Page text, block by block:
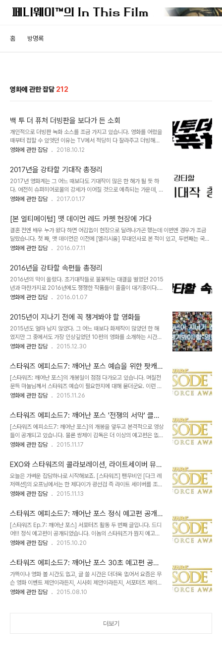
홈 방명록
영화에 관한 잡담 212
백 투 더 퓨처 더빙판을 보다가 든 소회
개인적으로 더빙판 녹화 소스를 조금 가지고 있습니다. 영화를 어렸을
때부터 접할 수 있엇던 이유는 TV에서 적당히 다 잘라주고 더빙해서
틀어준 외화 덕분이었고, 또 과거 외화 골든제너레이션 시절의 성우들
하게 [백 투 더 퓨처] 1편의 더빙본을 감상했더랬습니다. 참고로 이 작
품은 공중파에서도 몇 차례 방영되었었는데, 제가 본 건 최초 방영본
그러니까….1990년 신년특선영화로 KBS에서 방영을 해줬었지요. 근
데 이번에 보면서 한 가지 잊혀졌던 기억이 떠올랐습니다.. 영화가 시
작됩니다… 아날로그 스러운 폰트가 정겹습니다.. 뭐 여기까진 자연스
걸어놓고 뻘 짓(…)허는 장면...
영화에 관한 잡담 2018.10.12
2017년을 강타할 기대작 총정리
2017년 영화계는 그 어느 때보다도 기대작이 많은 한 해가 될 듯 하
다. 여전히 슈퍼히어로물의 강세가 이어질 것으로 예측되는 가운데, 쟁
쟁한 속편들과 대작들이 치열한 경쟁을 벌인다. 과연 어떤 작품들이 올
즈 ‘젠더 케이지의 귀환’이라는 부제를 지우고 ‘리턴즈’라는 밋밋한 개
봉명을 채택한 한국이지만 여하튼 빈 디젤이 [트리플 엑스]로 돌아온
다. 2편에서 작전 수행 중 사망으로 처리되었으나 죽은 사람 살려내는
건 헐리우드에선 식은 죽 먹기. 익스트림 스포츠와 첩보물의 결합으로
큰 반향을 일으켰던 [트리플 엑스]의 직계 후속작-제발 2편은 잊자-
디젤의 액션이 살아날지는 다..
영화에 관한 잡담 2017.01.17
[본 얼티메이텀] 맷 데이먼 레드 카펫 현장에 가다
결혼 전엔 배우 누가 왔다 하면 어김없이 현장으로 달려나가곤 했는데 이번엔 경우가 조금
달랐습니다. 첫 째, 맷 데이먼은 이전에 [엘리시움] 무대인사로 본 적이 있고, 두번째는 국내
업체들이 기획한 내한행사치고 제대로 된 적이 없었기 때문에 전혀~ 기대하질 않았거든요.
관'에서 볼 수 있는 기회였기 때문입니다. 그렇더라도 기왕에 갔으니 얼굴이나 좀 볼까 했는
데, 웬걸.. 이미 행사장은 인산인해로 가득했습니다. ㅎㅎ 하긴 맷 데이먼 정도면 이 정도 인
파는 당연하겠지요. 게다가 이번엔 알리시아 비칸데르도 왔으니... (개인적으로는 알리시아
비칸데르가 아니라 줄리아 스타일즈가 왔어야 했다고 생각하지만) 이번에는 좀 특..
영화에 관한 잡담 2016.07.11
2016년을 강타할 속편들 총정리
2016년의 막이 올랐다. 초기대작들로 불꽃튀는 대결을 벌였던 2015
년과 마찬가지로 2016년에도 쟁쟁한 작품들이 줄줄이 대기중이다.
그 중에서도 특별히 기대를 한 껏 모으고 있는 속편들에는 어떤 것들이
와 더불어 드림웍스의 간판 프렌차이즈인 [쿵푸 팬더]의 세번째 작품.
다소 김빠진다는 평을 받았던 2편의 여인영 감독과 [미 앤 마이 섀도
우]의 알레산드로 칼로니 감독이 공동연출을 맡았다. 전편의 주역들이
대부분 성우로 컴백하는 가운데, [위플래쉬]로 최근 주가를 높이고 있
는 J.K. 시몬스가 새로운 악당으로 참여한다. 잃어버린 줄 알았던 아버
대 슈퍼맨: 저스티스의..
영화에 관한 잡담 2016.01.07
2015년이 지나기 전에 꼭 챙겨봐야 할 영화들
2015년도 얼마 남지 않았다. 그 어느 때보다 화제작이 많았던 한 해
였지만 그 중에서도 가장 인상깊었던 10편의 영화를 소개하는 시간을
갖도록 하겠다. 리스트에 오른 작품들은 제작년도가 아니라 개봉일을
취향을 반영해 리스트를 작성한 것이므로 작품성이나 객관적 지표와
는 별개라는 것을 염두에 두시기 바란다. 순서는 무순위다. 매드맥스:
분노의 도로 아마 2015년을 결산하면서 이 영화를 리스트에 넣지 않
은 평론가나 블로거는 거의 없을 것이다. 오래된 시리지를 현대로 들고
오면서 ‘온고지신 溫故知新’의 정신이 무엇인지를 몸소 보여준 거장
쏟아부은 영화적 구성이 무척이나 대담..
영화에 관한 잡담 2015.12.30
스타워즈 에피소드7: 깨어난 포스 예습을 위한 팟캐스
트 소개
[스타워즈: 깨어난 포스]의 개봉일이 점점 다가오고 있습니다. 며칠전
문득 마눌님께서 스타워즈 예습이 필요한지에 대해 묻더군요. 이런 질
문이 오면 고민에 빠집니다. 연대순으로 1,2,3 그리고 4,5,6 순으로
로는 개봉순으로 예습(혹은 복습)하는 걸 추천합니다만 이 얘길 마눌
님께 했더니 애 키우기 바쁜데 그걸 언제 다 보냐며 고개를 절레절레...
ㅜㅜ 결국 복습은 혼자 몰래 하기로 하고... 암튼 일곱번째 에피소드이
자 세번째 트릴로지의 첫 작품인 [스타워즈: 깨어난 포스]를 감상하면
서 과거의 [스타워즈] 역사를 알고 보느냐, 모르고 보느냐의 차이는 굉
양반이 ..
영화에 관한 잡담 2015.11.26
스타워즈 에피소드7: 깨어난 포스 '전쟁의 서막' 클립
공개 (한글자막)
[스타워즈 에피소드7: 깨어난 포스]의 개봉을 앞두고 본격적으로 영상
들이 공개되고 있습니다. 물론 쌍제이 감독은 더 이상의 예고편은 없을
것이라고 못을 박은 상태라 새로운 예고편을 볼 순 없겠지만 TV 스팟
'전쟁의 서막' 클립 영상도 TV 스팟으로 나온 것인데, 자세히 보시면
몇몇 추가 장면들이 눈에 띕니다. 핀과 레이가 통성명하는 장면이나 밀
레니엄 팰곤의 비행씬 등이 추가되었으며, 한 솔로가 레이에게 무언가
를 건네는 장면은 두근두근하네요. 또 한가지 유념할 점은 아직까지 루
크 스카이워커의 모습은 보이지 않는다는 겁니다. 일부의 예상처럼 다
한발 물러선 멘토로 등장할 것..
영화에 관한 잡담 2015.11.17
EXO와 스타워즈의 콜라보레이션, 라이트세이버 뮤직
비디오
오늘은 가벼운 잡담하나로 시작해보죠. [스타워즈] 팬무비인 [다크 레
저렉션]의 오프닝에서는 한 제다이가 광선검 즉 라이트 세이버를 조립
하는 장면으로 시작됩니다. 제다이의 주 무기인 라이트세이버는 [스타
전사 건담]에서 빔 샤벨로 변용되는 등 여러 작품들에 영향을 주기도
했지요. [스타워즈 Ep.4: 새로운 희망]에서 라이트세이버는 크게 두가
지 색상이 사용되었습니다. 오비완과 루크가 사용하는 파란색과 다스
베이더가 사용하는 빨간색 광선검이었지요. 이것이 발전해 [제다이의
귀환]에서는 녹색 광선검까지 등장하게 됩니다. 세월이 흘러 프리퀄
요, 이 광선검의 색상에 관해 조지 루카스는 그..
영화에 관한 잡담 2015.11.13
스타워즈 에피소드7: 깨어난 포스 정식 예고편 공개
(한글자막)
[스타워즈 Ep.7: 깨어난 포스] 서포터즈 활동 두 번째 글입니다. 드디
어!!! 정식 예고편이 공개되었습니다. 이놈의 스타워즈가 뭔지 예고편
의 프리뷰까지 공개되면서 뜸을 들이다가 오늘 모습을 드러냈네요. 보
의 도가니입니다. 기대치는 여전히 상승중입니다만 솔직히 J.J 에이
브람스가 이 정도로 때깔좋게 뽑아낼 줄은 몰랐습니다. 완전 클래식한
그 때 그 감흥 그대로네요. 메인은 소녀와 스톰 트루퍼스 복장을 했던
흑인 두 명으로 나갈 듯 하고, 여기에 한 솔로를 비롯한 올드 멤버들,
그리고 오스카 아이작을 중심으로 한 저항군 세력과 새로운 빌런인 카
영화에 관한 잡담 2015.10.20
스타워즈 에피소드7: 깨어난 포스 30초 예고편 공개
(한글자막)
가뜩이나 영화 볼 시간도 없고, 글 쓸 시간은 더더욱 없어서 요즘은 무
슨 영화 이벤트 제안이라든지, 시사회 제안이라든지, 서포터즈 제의를
모조리 거절하고 있습니다. 그런데.... 그 왜 있잖습니까. 영화 [대부]의
고 하겠다고 했습니다. -_-;;; 앞으로 다른 건 몰라도 [스타워즈] 관련
영화에 관한 잡담 2015.08.10
더보기